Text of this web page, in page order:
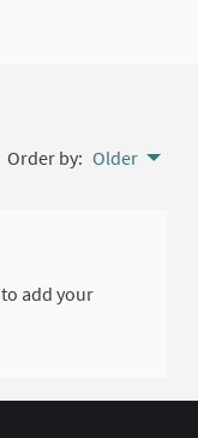
Order by: Older
to add your